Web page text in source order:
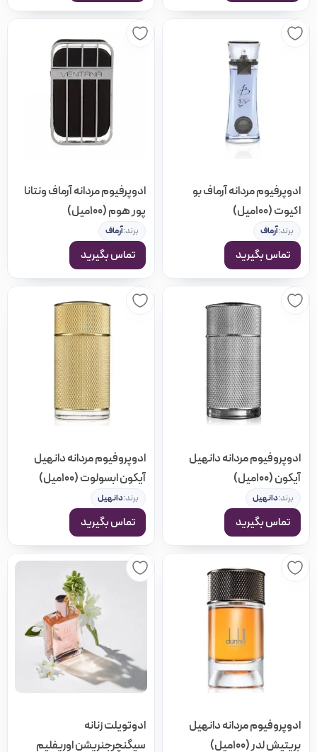
مرتب سازی بر اساس
پیشفرض
محبوبیت
پرفروش‌ترین
امتیاز
جدیدترین
گران‌ترین
بیشترین تخفیف
ادوپرفیوم مردانه آرماف بو
اکیوت (100میل)
برند:آرماف
تماس بگیرید
ادوپرفیوم مردانه آرماف ونتانا
پور هوم (100میل)
برند:آرماف
تماس بگیرید
ادوپروفیوم مردانه دانهیل
آیکون (100میل)
برند:دانهیل
تماس بگیرید
ادوپروفیوم مردانه دانهیل
آیکون ابسولوت (100میل)
برند:دانهیل
تماس بگیرید
ادوپروفیوم مردانه دانهیل
بریتیش لدر (100میل)
ادوتویلت زنانه
سیگنچرجنریشن اوریفلیم